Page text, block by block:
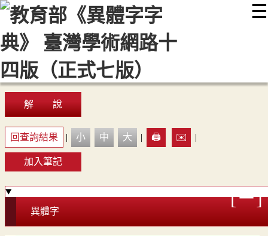
☰
::: 最新消息 常見問題 編輯說明
顯示模式
網站導覽
解 說
回查詢結果 | 小 中 大 | 🖨️ ✉️ |
加入筆記
異體字